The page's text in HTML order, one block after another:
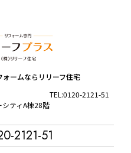
ームならリリーフ住宅
ティA棟28階
TEL:0120-2121-51
2121-51